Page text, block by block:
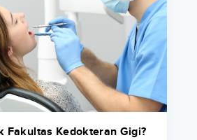
Fakultas Kedokteran Gigi?